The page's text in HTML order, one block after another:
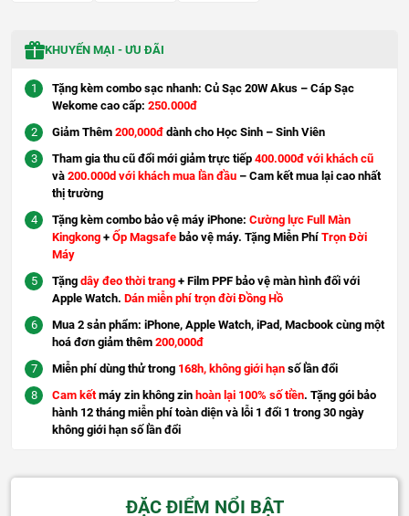
KHUYẾN MẠI - ƯU ĐÃI
Tặng kèm combo sạc nhanh: Củ Sạc 20W Akus – Cáp Sạc
Wekome cao cấp: 250.000đ
Giảm Thêm 200,000đ dành cho Học Sinh – Sinh Viên
Tham gia thu cũ đổi mới giảm trực tiếp 400.000đ với khách cũ
và 200.000d với khách mua lần đầu – Cam kết mua lại cao nhất
thị trường
Tặng kèm combo bảo vệ máy iPhone: Cường lực Full Màn
Kingkong + Ốp Magsafe bảo vệ máy. Tặng Miễn Phí Trọn Đời
Máy
Tặng dây đeo thời trang + Film PPF bảo vệ màn hình đối với
Apple Watch. Dán miễn phí trọn đời Đồng Hồ
Mua 2 sản phẩm: iPhone, Apple Watch, iPad, Macbook cùng một
hoá đơn giảm thêm 200,000đ
Miễn phí dùng thử trong 168h, không giới hạn số lần đổi
Cam kếtmáy zin không zin hoàn lại 100% số tiền. Tặng gói bảo
hành 12 tháng miễn phí toàn diện và lỗi 1 đổi 1 trong 30 ngày
không giới hạn số lần đổi
ĐẶC ĐIỂM NỔI BẬT